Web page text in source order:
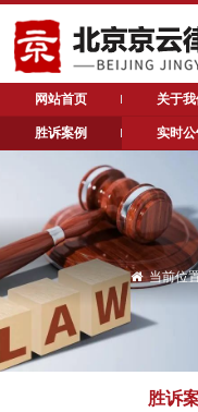
网站首页 关于我
胜诉案例 实时
当前位
胜诉